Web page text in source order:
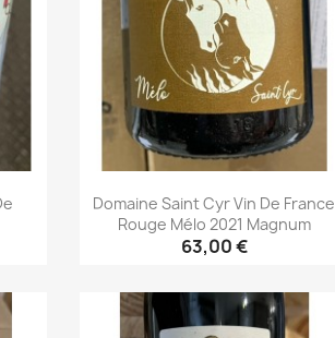
Domaine Saint Cyr Vin De France
Rouge Mélo 2021 Magnum
63,00 €
Aperçu rapide